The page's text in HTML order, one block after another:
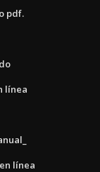
pdf.
línea
línea